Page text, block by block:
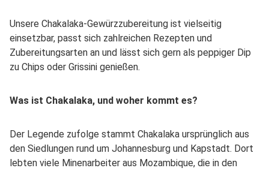
Unsere Chakalaka-Gewürzzubereitung ist vielseitig
einsetzbar, passt sich zahlreichen Rezepten und
Zubereitungsarten an und lässt sich gern als peppiger Dip
zu Chips oder Grissini genießen.
Was ist Chakalaka, und woher kommt es?
Der Legende zufolge stammt Chakalaka ursprünglich aus
den Siedlungen rund um Johannesburg und Kapstadt. Dort
lebten viele Minenarbeiter aus Mozambique, die in den